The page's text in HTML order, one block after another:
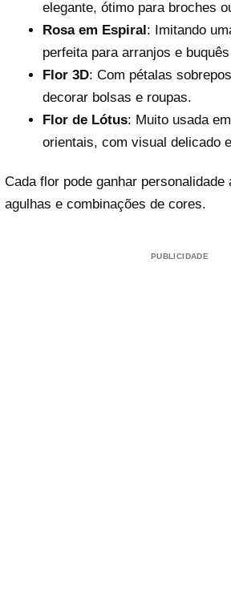
elegante, ótimo para broches
Rosa em Espiral: Imitando
perfeita para arranjos e
Flor 3D: Com pétalas
decorar bolsas e roupas.
Flor de Lótus: Muito usada
orientais, com visual delicado
Cada flor pode ganhar
agulhas e combinações de cores.
PUBLICIDADE